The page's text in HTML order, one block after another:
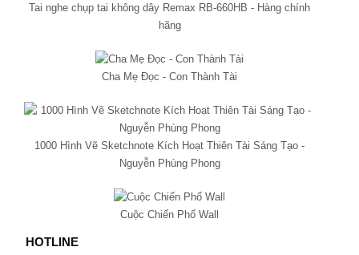
Tai nghe chụp tai không dây Remax RB-660HB - Hàng chính
hãng
Cha Mẹ Đọc - Con Thành Tài
1000 Hình Vẽ Sketchnote Kích Hoạt Thiên Tài Sáng Tạo -
Nguyễn Phùng Phong
Cuộc Chiến Phố Wall
HOTLINE